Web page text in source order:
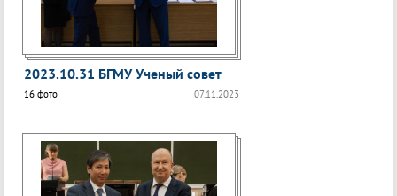
2023.10.31 БГМУ Ученый совет
07.11.2023
16 фото